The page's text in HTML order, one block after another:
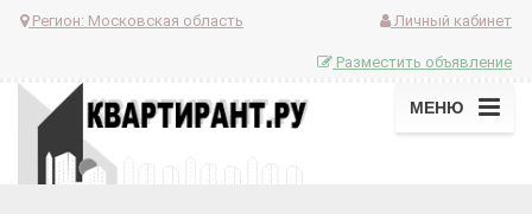
Регион: Московская область Личный кабинет
Разместить объявление
МЕНЮ